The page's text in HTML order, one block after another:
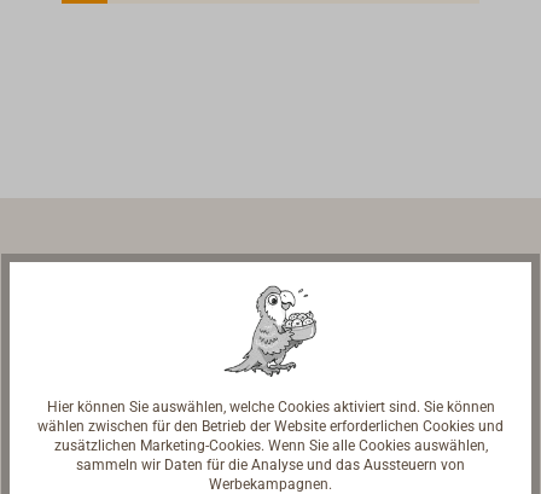
Schiffsausrüstung | Werftausrüstung
Ladengeschäft & Ausstellung
TOPLICHT GmbH
Notkestr. 97
Hier können Sie auswählen, welche Cookies aktiviert sind. Sie können
wählen zwischen für den Betrieb der Website erforderlichen Cookies und
zusätzlichen Marketing-Cookies. Wenn Sie alle Cookies auswählen,
sammeln wir Daten für die Analyse und das Aussteuern von
Werbekampagnen.